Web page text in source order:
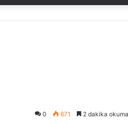
0 671 2 dakika